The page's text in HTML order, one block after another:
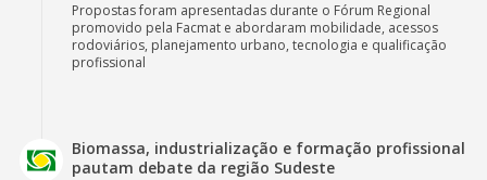
Propostas foram apresentadas durante o Fórum Regional
promovido pela Facmat e abordaram mobilidade, acessos
rodoviários, planejamento urbano, tecnologia e qualificação
profissional
Biomassa, industrialização e formação profissional
pautam debate da região Sudeste